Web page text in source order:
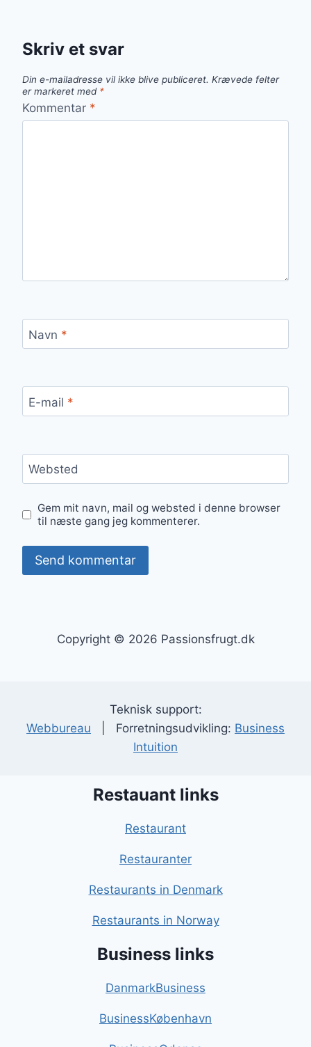
Skriv et svar
Din e-mailadresse vil ikke blive publiceret. Krævede felter
er markeret med *
Kommentar *
Navn *
E-mail *
Websted
Gem mit navn, mail og websted i denne browser
til næste gang jeg kommenterer.
Copyright © 2026 Passionsfrugt.dk
Teknisk support:
Webbureau | Forretningsudvikling: Business
Intuition
Restauant links
Restaurant
Restauranter
Restaurants in Denmark
Restaurants in Norway
Business links
DanmarkBusiness
BusinessKøbenhavn